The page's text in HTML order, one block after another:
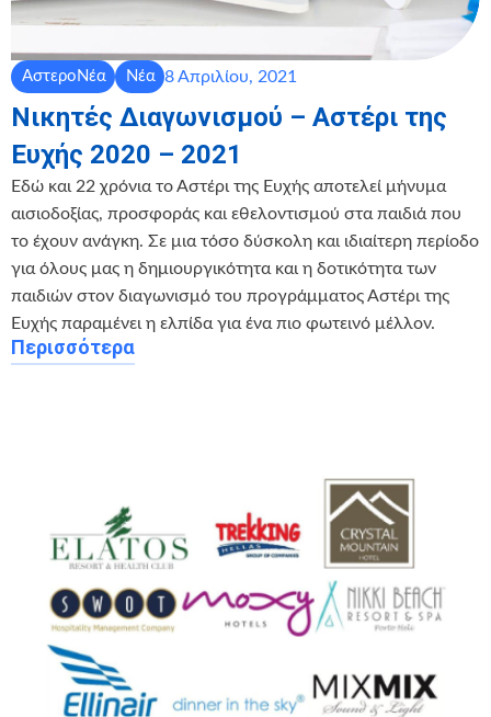
ΑστεροΝέα Νέα 8 Απριλίου, 2021
Νικητές Διαγωνισμού – Αστέρι της
Ευχής 2020 – 2021
Εδώ και 22 χρόνια το Αστέρι της Ευχής αποτελεί μήνυμα
αισιοδοξίας, προσφοράς και εθελοντισμού στα παιδιά που
το έχουν ανάγκη. Σε μια τόσο δύσκολη και ιδιαίτερη περίοδο
για όλους μας η δημιουργικότητα και η δοτικότητα των
παιδιών στον διαγωνισμό του προγράμματος Αστέρι της
Ευχής παραμένει η ελπίδα για ένα πιο φωτεινό μέλλον.
Περισσότερα